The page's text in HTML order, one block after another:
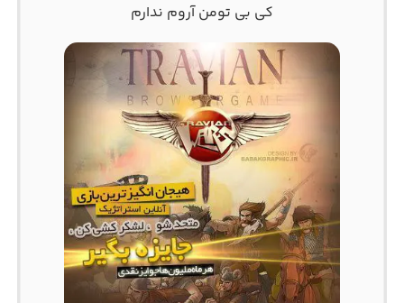
کی بی تومن آروم ندارم